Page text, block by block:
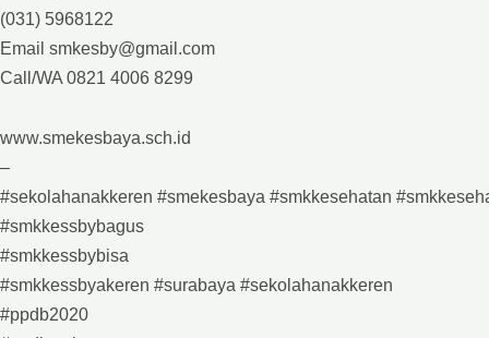
(031) 5968122
Email smkesby@gmail.com
Call/WA 0821 4006 8299
www.smekesbaya.sch.id
–
#sekolahanakkeren #smekesbaya #smkkesehatan
#smkkessbybagus
#smkkessbybisa
#smkkessbyakeren #surabaya #sekolahanakkeren
#ppdb2020